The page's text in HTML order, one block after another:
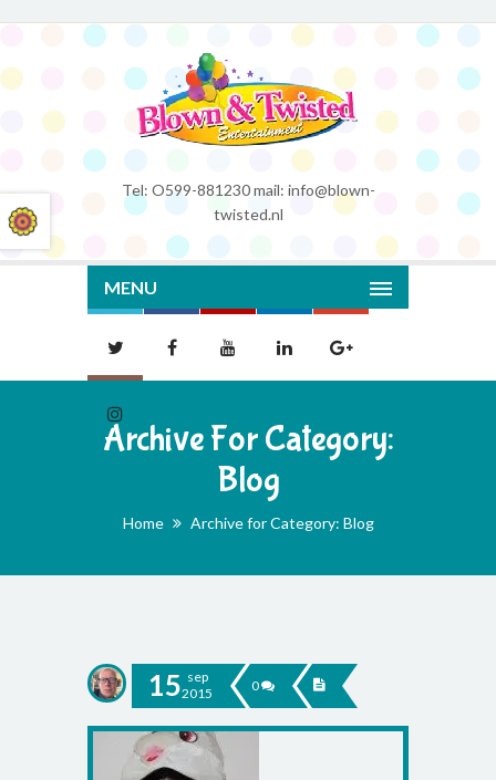
Tel: O599-881230 mail: info@blown-
twisted.nl
MENU
Archive For Category:
Blog
Home Archive for Category: Blog
15 sep
2015
0